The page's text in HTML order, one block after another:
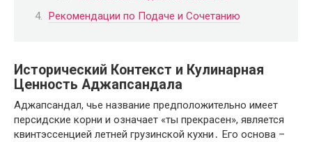
Рекомендации по Подаче и Сочетанию
Исторический Контекст и Кулинарная
Ценность Аджапсандала
Аджапсандал, чье название предположительно имеет
персидские корни и означает «ты прекрасен», является
квинтэссенцией летней грузинской кухни․ Его основа –